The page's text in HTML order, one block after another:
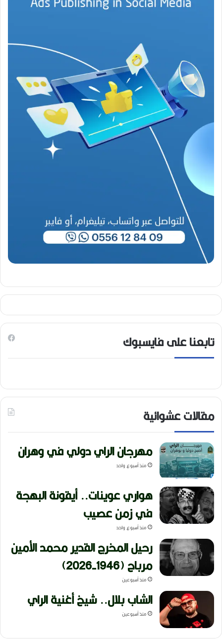
تابعنا على فايسبوك
مقالات عشوائية
مهرجان الراي دولي في وهران
منذ أسبوع واحد
هواري عوينات.. أيقونة البهجة
في زمن عصيب
منذ أسبوع واحد
رحيل المخرج القدير محمد الأمين
مرباح (1946-2026)
منذ أسبوعين
الشاب بلال.. شيخ أغنية الراي
منذ أسبوعين